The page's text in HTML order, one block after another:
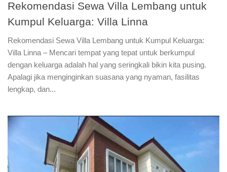
Rekomendasi Sewa Villa Lembang untuk
Kumpul Keluarga: Villa Linna
Rekomendasi Sewa Villa Lembang untuk Kumpul Keluarga:
Villa Linna – Mencari tempat yang tepat untuk berkumpul
dengan keluarga adalah hal yang seringkali bikin kita pusing.
Apalagi jika menginginkan suasana yang nyaman, fasilitas
lengkap, dan...